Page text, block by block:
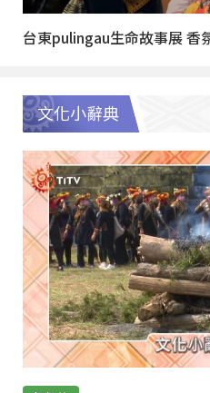
台東pulingau生命故事展 香
文化小辭典